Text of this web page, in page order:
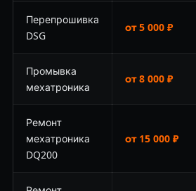
Перепрошивка
DSG
от 5 000 ₽
Промывка
мехатроника
от 8 000 ₽
Ремонт
мехатроника
DQ200
от 15 000 ₽